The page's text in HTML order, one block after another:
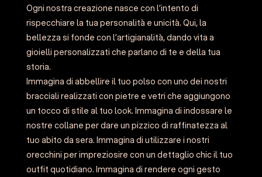
Ogni nostra creazione nasce con l’intento di
rispecchiare la tua personalità e unicità. Qui, la
bellezza si fonde con l’artigianalità, dando vita a
gioielli personalizzati che parlano di te e della tua
storia.
Immagina di abbellire il tuo polso con uno dei nostri
bracciali realizzati con pietre e vetri che aggiungono
un tocco di stile al tuo look. Immagina di indossare le
nostre collane per dare un pizzico di raffinatezza al
tuo abito da sera. Immagina di utilizzare i nostri
orecchini per impreziosire con un dettaglio chic il tuo
outfit quotidiano. Immagina di rendere ogni gesto